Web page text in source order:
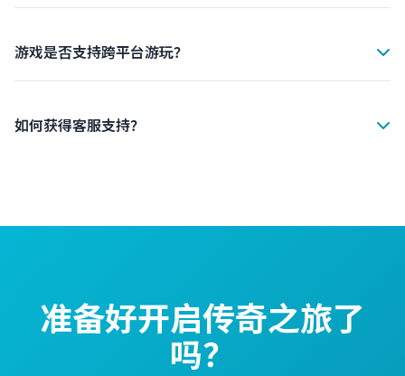
让您打造独特的角色。
游戏是否支持跨平台游玩？
险。
如何获得客服支持？
准备好开启传奇之旅了
吗？